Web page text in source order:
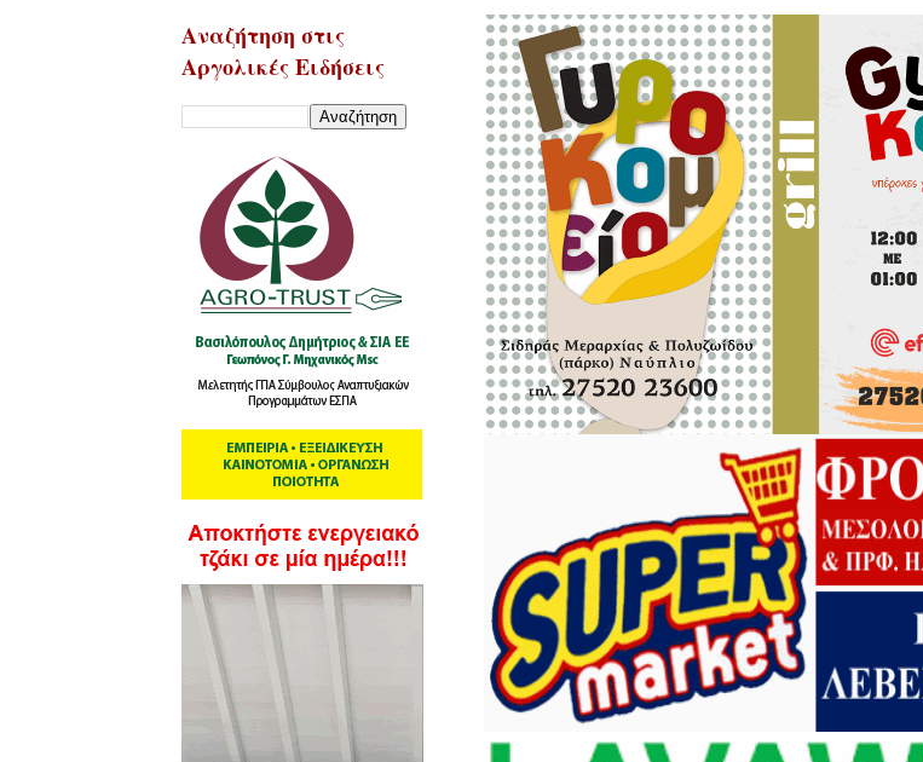
Αναζήτηση στις
Αργολικές Ειδήσεις